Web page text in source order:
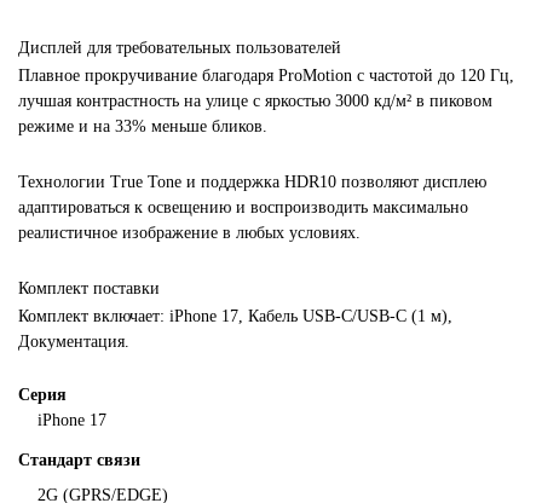
Дисплей для требовательных пользователей
Плавное прокручивание благодаря ProMotion с частотой до 120 Гц,
лучшая контрастность на улице с яркостью 3000 кд/м² в пиковом
режиме и на 33% меньше бликов.
Технологии True Tone и поддержка HDR10 позволяют дисплею
адаптироваться к освещению и воспроизводить максимально
реалистичное изображение в любых условиях.
Комплект поставки
Комплект включает: iPhone 17, Кабель USB-C/USB-C (1 м),
Документация.
Серия
iPhone 17
Стандарт связи
2G (GPRS/EDGE)